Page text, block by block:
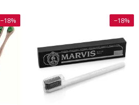
−18% −18%